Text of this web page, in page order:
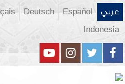
عربي Español
Deutsch
Indonesia